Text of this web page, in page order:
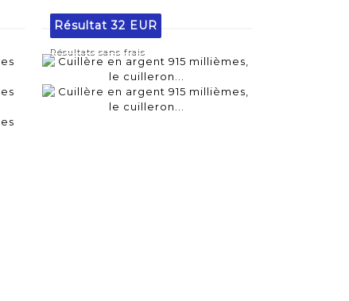
Résultat32 EUR
Résultats sans frais